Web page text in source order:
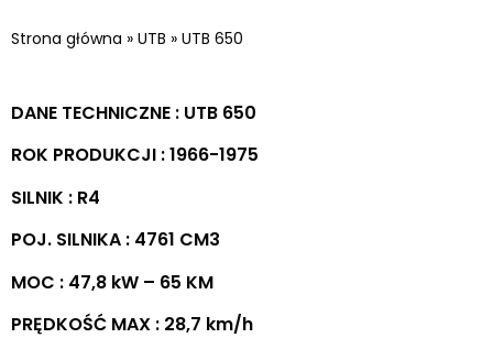
Strona główna » UTB » UTB 650
DANE TECHNICZNE : UTB 650
ROK PRODUKCJI : 1966-1975
SILNIK : R4
POJ. SILNIKA : 4761 CM3
MOC : 47,8 kW – 65 KM
PRĘDKOŚĆ MAX : 28,7 km/h